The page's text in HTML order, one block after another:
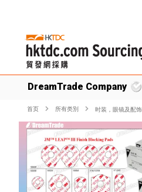
DreamTrade Company
首页 所有类別 时装，眼镜及配饰